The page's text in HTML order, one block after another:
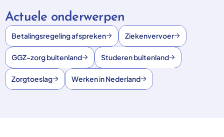
Actuele onderwerpen
Betalingsregeling afspreken Ziekenvervoer
GGZ-zorg buitenland Studeren buitenland
Zorgtoeslag Werken in Nederland